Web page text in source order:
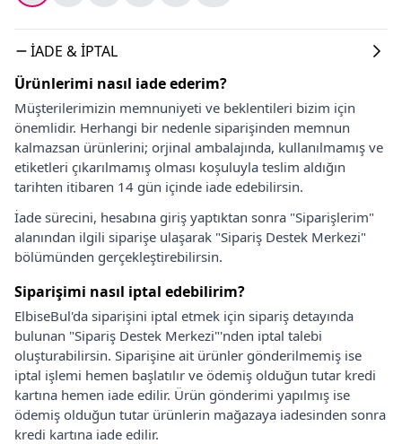
İADE & İPTAL
Ürünlerimi nasıl iade ederim?
Müşterilerimizin memnuniyeti ve beklentileri bizim için
önemlidir. Herhangi bir nedenle siparişinden memnun
kalmazsan ürünlerini; orjinal ambalajında, kullanılmamış ve
etiketleri çıkarılmamış olması koşuluyla teslim aldığın
tarihten itibaren 14 gün içinde iade edebilirsin.
İade sürecini, hesabına giriş yaptıktan sonra "Siparişlerim"
alanından ilgili siparişe ulaşarak "Sipariş Destek Merkezi"
bölümünden gerçekleştirebilirsin.
Siparişimi nasıl iptal edebilirim?
ElbiseBul'da siparişini iptal etmek için sipariş detayında
bulunan "Sipariş Destek Merkezi"'nden iptal talebi
oluşturabilirsin. Siparişine ait ürünler gönderilmemiş ise
iptal işlemi hemen başlatılır ve ödemiş olduğun tutar kredi
kartına hemen iade edilir. Ürün gönderimi yapılmış ise
ödemiş olduğun tutar ürünlerin mağazaya iadesinden sonra
kredi kartına iade edilir.